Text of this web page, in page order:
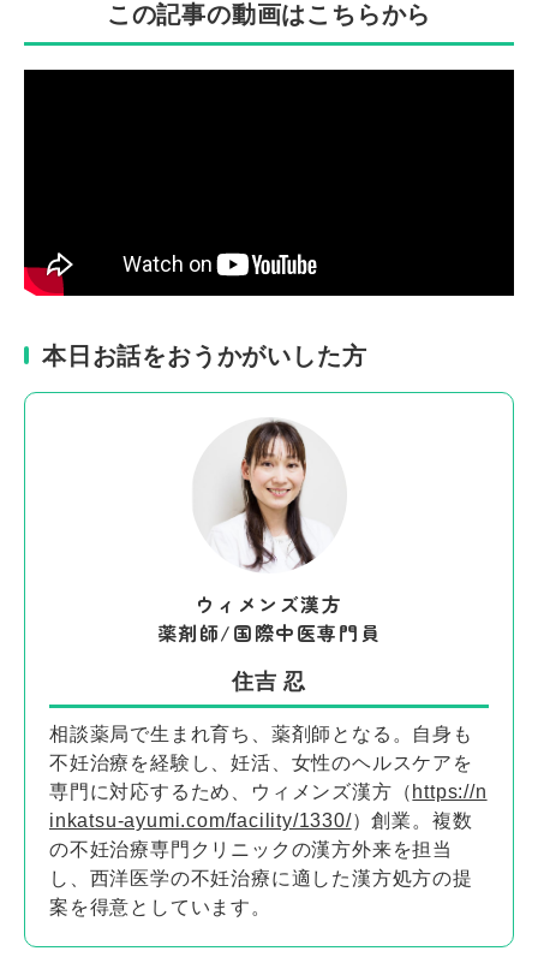
この記事の動画はこちらから
本日お話をおうかがいした方
ウィメンズ漢方
薬剤師/国際中医専門員
住吉 忍
相談薬局で生まれ育ち、薬剤師となる。自身も
不妊治療を経験し、妊活、女性のヘルスケアを
専門に対応するため、ウィメンズ漢方（ https://n
inkatsu-ayumi.com/facility/1330/）創業。複数
の不妊治療専門クリニックの漢方外来を担当
し、西洋医学の不妊治療に適した漢方処方の提
案を得意としています。